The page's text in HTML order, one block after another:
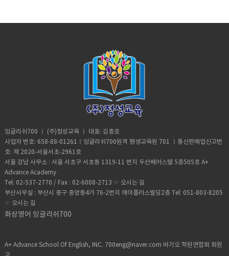
잉글리쉬700 ㅣ (주)정성교육 ㅣ 대표: 김종호
사업자 번호: 658-88-01261ㅣ잉글리쉬700원격 평생교육원 701 ㅣ통신판매업신고번
호: 제 2020-서울서초-2961호
서울 강남 사무소 : 서울 서초구 서초동 1319-11 번지 두산베어스텔 5층505호 A+
Advance Academy
Tel: 02-537-2770 / Fax : 02-6008-2713 ☞ 오시는 길
부산사무실 : 부산시 중구 중앙동4가 76-2번지 에이플러스빌딩2층 Tel: 051-803-8205
☞ 오시는 길
화상영어 잉글리쉬700
A+ Advance School Of English, INC. 700eng@naver.com 바기오 학원연합회 회원